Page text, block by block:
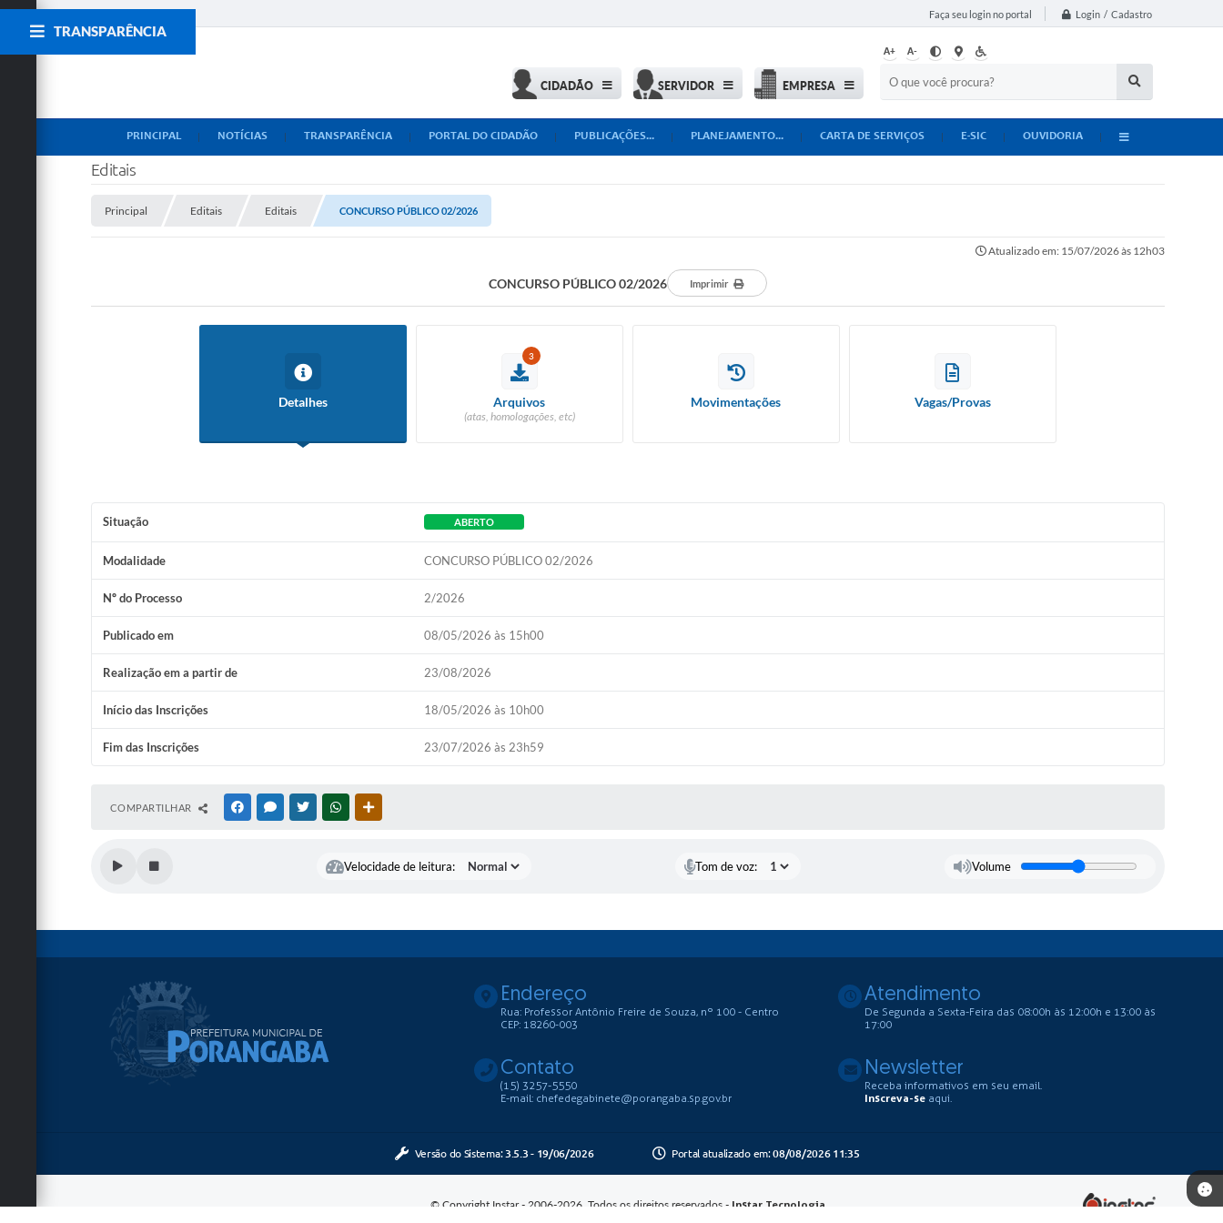
Faça seu login no portal Login / Cadastro
CIDADÃO SERVIDOR EMPRESA
A+ A-
PRINCIPAL NOTÍCIAS TRANSPARÊNCIA PORTAL DO CIDADÃO PUBLICAÇÕES... PLANEJAMENTO... CARTA DE SERVIÇOS E-SIC OUVIDORIA
TRANSPARÊNCIA
Editais
Principal Editais Editais CONCURSO PÚBLICO 02/2026
Atualizado em: 15/07/2026 às 12h03
CONCURSO PÚBLICO 02/2026 Imprimir
Detalhes
3
Arquivos
(atas, homologações, etc)
Movimentações Vagas/Provas
Situação ABERTO
Modalidade CONCURSO PÚBLICO 02/2026
Nº do Processo 2/2026
Publicado em 08/05/2026 às 15h00
Realização em a partir de 23/08/2026
Início das Inscrições 18/05/2026 às 10h00
Fim das Inscrições 23/07/2026 às 23h59
COMPARTILHAR FACEBOOKMESSENGER
TWITTERWHATSAPP
Velocidade de leitura: Tom de voz: Volume
Endereço
Rua: Professor Antônio Freire de Souza, nº 100 - Centro
CEP: 18260-003
Atendimento
De Segunda a Sexta-Feira das 08:00h às 12:00h e 13:00 às
17:00
Contato
(15) 3257-5550
E-mail: chefedegabinete@porangaba.sp.gov.br
Newsletter
Receba informativos em seu email.
Inscreva-se aqui.
Versão do Sistema: 3.5.3 - 19/06/2026 Portal atualizado em:08/08/2026 11:35
© Copyright Instar - 2006-2026. Todos os direitos reservados - Instar Tecnologia